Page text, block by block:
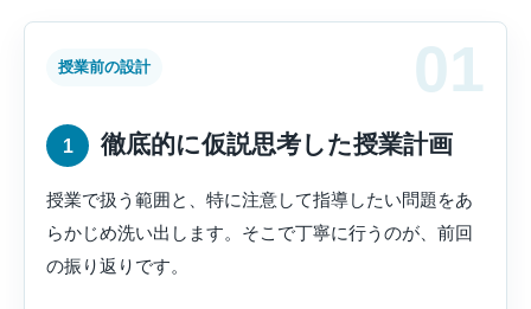
授業前の設計
1 徹底的に仮説思考した授業計画
授業で扱う範囲と、特に注意して指導したい問題をあ
らかじめ洗い出します。そこで丁寧に行うのが、前回
の振り返りです。